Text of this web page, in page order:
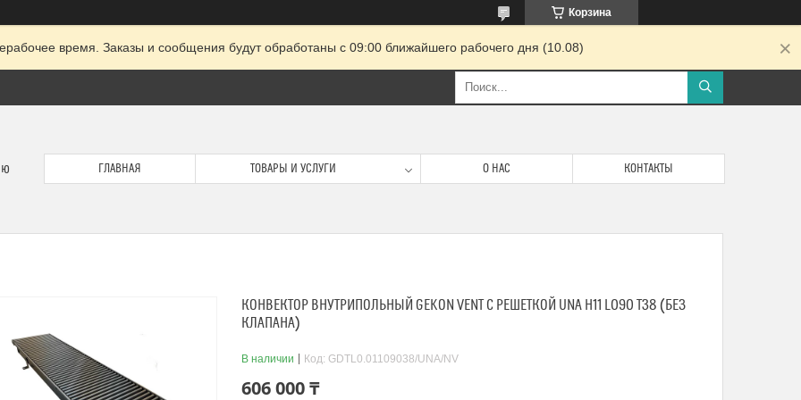
Корзина
время. Заказы и сообщения будут обработаны с 09:00 ближайшего рабочего дня (10.08)
ГЛАВНАЯ ТОВАРЫ И УСЛУГИ О НАС КОНТАКТЫ
КОНВЕКТОР ВНУТРИПОЛЬНЫЙ GEKON VENT С РЕШЕТКОЙ UNA H11 L090 T38 (БЕЗ
КЛАПАНА)
В наличии Код: GDTL0.01109038/UNA/NV
606 000 ₸